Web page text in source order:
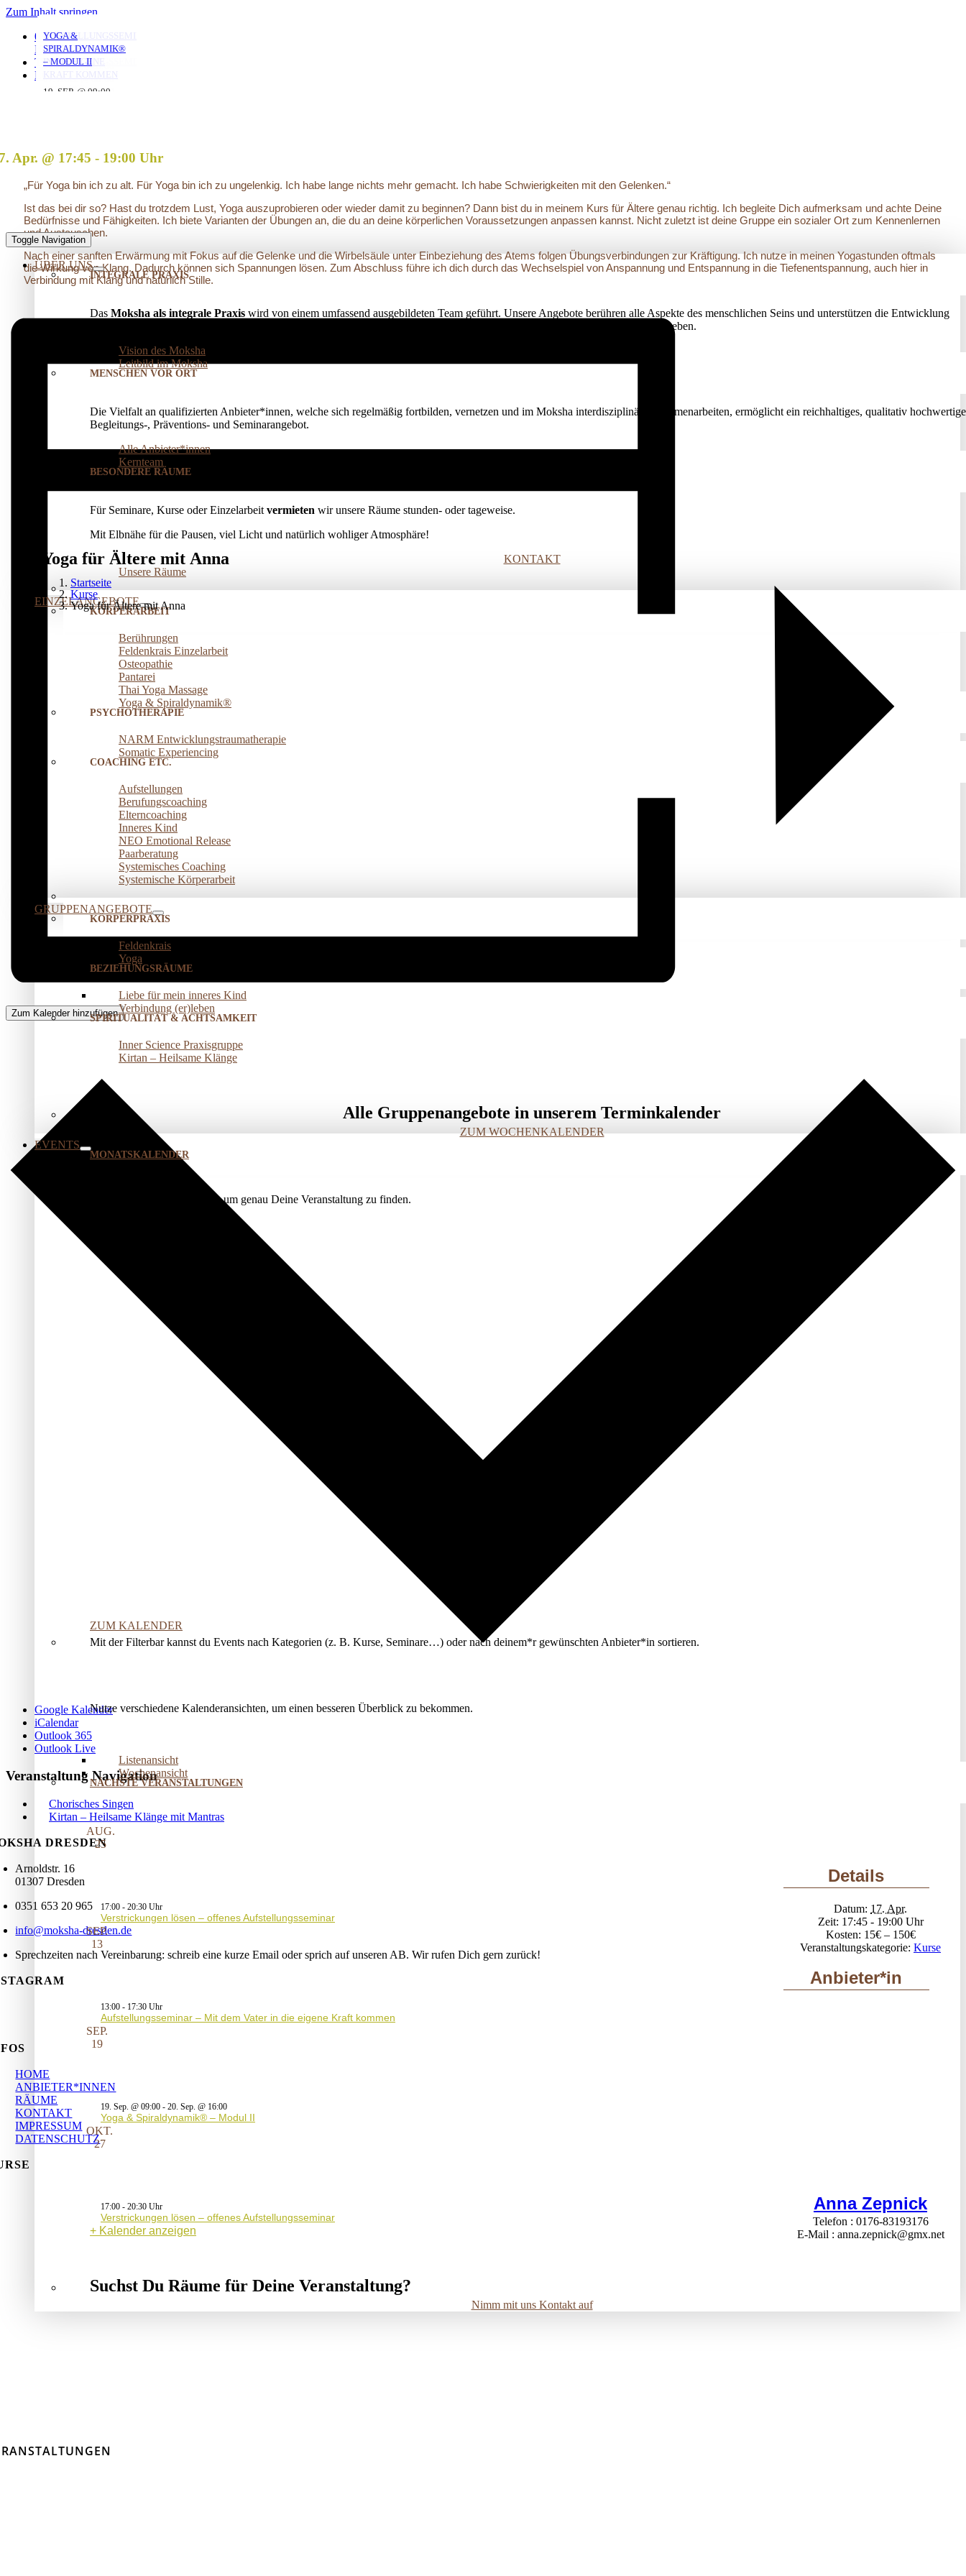
Zum Inhalt springen
0351 653 20 965
KONTAKT
TERMINE
LOGIN
Toggle Navigation
ÜBER UNS
INTEGRALE PRAXIS
Das Moksha als integrale Praxis wird von einem umfassend ausgebildeten Team geführt. Unsere Angebote berühren alle Aspekte des menschlichen Seins und unterstützen die Entwicklung
: für einen gesunden Körper und klaren Geist, ein offenes Herz und tieferen Sinn im Leben.
Vision des Moksha
Leitbild im Moksha
MENSCHEN VOR ORT
Die Vielfalt an qualifizierten Anbieter*innen, welche sich regelmäßig fortbilden, vernetzen und im Moksha interdisziplinär zusammenarbeiten, ermöglicht ein reichhaltiges, qualitativ
Begleitungs-, Präventions­- und Seminarangebot.
Alle Anbieter*innen
Kernteam
BESONDERE RÄUME
Für Seminare, Kurse oder Einzelarbeit vermieten wir unsere Räume stunden- oder tageweise.
Mit Elbnähe für die Pausen, viel Licht und natürlich wohliger Atmosphäre!
KONTAKT
Unsere Räume
EINZELANGEBOTE
KÖRPERARBEIT
Berührungen
Feldenkrais Einzelarbeit
Osteopathie
Pantarei
Thai Yoga Massage
Yoga & Spiraldynamik®
PSYCHOTHERAPIE
NARM Entwicklungstraumatherapie
Somatic Experiencing
COACHING ETC.
Aufstellungen
Berufungscoaching
Elterncoaching
Inneres Kind
NEO Emotional Release
Paarberatung
Systemisches Coaching
Systemische Körperarbeit
GRUPPENANGEBOTE
KÖRPERPRAXIS
Feldenkrais
Yoga
BEZIEHUNGSRÄUME
Liebe für mein inneres Kind
Verbindung (er)leben
SPIRITUALITÄT & ACHTSAMKEIT
Inner Science Praxisgruppe
Kirtan – Heilsame Klänge
Alle Gruppenangebote in unserem Terminkalender
ZUM WOCHENKALENDER
EVENTS
MONATSKALENDER
Nutze unser Kalendermodul, um genau Deine Veranstaltung zu finden.
ZUM KALENDER
Mit der Filterbar kannst du Events nach Kategorien (z. B. Kurse, Seminare…) oder nach deinem*r gewünschten Anbieter*in sortieren.
Nutze verschiedene Kalenderansichten, um einen besseren Überblick zu bekommen.
Listenansicht
Wochenansicht
NÄCHSTE VERANSTALTUNGEN
AUG.
25
17:00 - 20:30
Verstrickungen lösen – offenes Aufstellungsseminar
SEP.
13
13:00 - 17:30
Aufstellungsseminar – Mit dem Vater in die eigene Kraft kommen
SEP.
19
19. Sep. @ 09:00 - 20. Sep. @ 16:00
Yoga & Spiraldynamik® – Modul II
OKT.
27
17:00 - 20:30
Verstrickungen lösen – offenes Aufstellungsseminar
Kalender anzeigen
Suchst Du Räume für Deine Veranstaltung?
Nimm mit uns Kontakt auf
Yoga für Ältere mit Anna
Startseite
Kurse
Yoga für Ältere mit Anna
Apr. @ 17:45 - 19:00
„Für Yoga bin ich zu alt. Für Yoga bin ich zu ungelenkig. Ich habe lange nichts mehr gemacht. Ich habe Schwierigkeiten mit den Gelenken.“
Ist das bei dir so? Hast du trotzdem Lust, Yoga auszuprobieren oder wieder damit zu beginnen? Dann bist du in meinem Kurs für Ältere genau richtig. Ich begleite Dich aufmerksam und achte Deine
Bedürfnisse und Fähigkeiten. Ich biete Varianten der Übungen an, die du an deine körperlichen Voraussetzungen anpassen kannst. Nicht zuletzt ist deine Gruppe ein sozialer Ort zum Kennenlernen
und Austauschen.
Nach einer sanften Erwärmung mit Fokus auf die Gelenke und die Wirbelsäule unter Einbeziehung des Atems folgen Übungsverbindungen zur Kräftigung. Ich nutze in meinen Yogastunden oftmals
die Wirkung von Klang. Dadurch können sich Spannungen lösen. Zum Abschluss führe ich dich durch das Wechselspiel von Anspannung und Entspannung in die Tiefenentspannung, auch hier in
Verbindung mit Klang und natürlich Stille.
Zum Kalender hinzufügen
Google Kalender
iCalendar
Outlook 365
Outlook Live
Veranstaltung Navigation
Chorisches Singen
Kirtan – Heilsame Klänge mit Mantras
Details
Datum: 17. Apr.
Zeit: 17:45 - 19:00
Kosten: 15€ – 150€
Veranstaltungskategorie: Kurse
Anbieter*in
Anna Zepnick
Telefon
0176-83193176
E-Mail
anna.zepnick@gmx.net
DRESDEN
Arnoldstr. 16
01307 Dresden
0351 653 20 965
info@moksha-dresden.de
Sprechzeiten nach Vereinbarung: schreib eine kurze Email oder sprich auf unseren AB. Wir rufen Dich gern zurück!
HOME
ANBIETER*INNEN
RÄUME
KONTAKT
IMPRESSUM
DATENSCHUTZ
MORGENYOGA MIT
ANNA
07. AUG. @ 08:00-
YOGA MIT DANIEL
10. AUG. @ 18:00
19:30
YOGA MIT DANIEL
10. AUG. @ 20:00
21:30
VERSTRICKUNGEN
LÖSEN – OFFENES
AUFSTELLUNGSSEMINAR
25. AUG. @ 17:00
AUFSTELLUNGSSEMINAR
– MIT DEM VATER
IN DIE EIGENE
KRAFT KOMMEN
YOGA &
SPIRALDYNAMIK®
– MODUL II
19. SEP. @ 09:00